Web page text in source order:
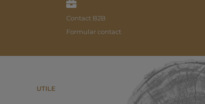
Contact B2B
Formular contact
UTILE